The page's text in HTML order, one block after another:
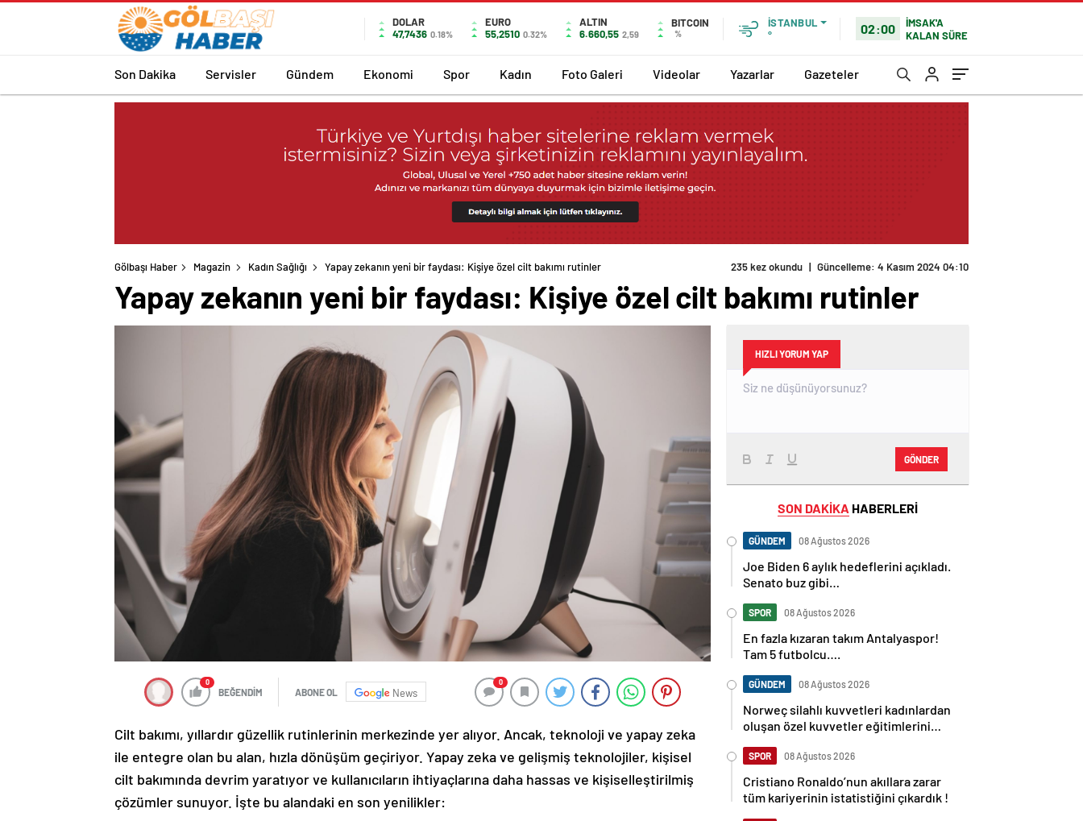
DOLAR
47,7436 0.18%
EURO
55,2510 0.32%
ALTIN
6.660,55 2,59
BITCOIN
%
İSTANBUL
°
02:00
İMSAK'A
KALAN SÜRE
Son Dakika Servisler Gündem Ekonomi Spor Kadın Foto Galeri Videolar Yazarlar Gazeteler
Gölbaşı Haber Magazin Kadın Sağlığı Yapay zekanın yeni bir faydası: Kişiye özel cilt bakımı rutinler 235 kez okundu | Güncelleme: 4 Kasım 2024 04:10
Yapay zekanın yeni bir faydası: Kişiye özel cilt bakımı rutinler
0
BEĞENDİM ABONE OL News
0
Cilt bakımı, yıllardır güzellik rutinlerinin merkezinde yer alıyor. Ancak, teknoloji ve yapay zeka
ile entegre olan bu alan, hızla dönüşüm geçiriyor. Yapay zeka ve gelişmiş teknolojiler, kişisel
cilt bakımında devrim yaratıyor ve kullanıcıların ihtiyaçlarına daha hassas ve kişiselleştirilmiş
çözümler sunuyor. İşte bu alandaki en son yenilikler:
HIZLI YORUM YAP
GÖNDER
SON DAKİKA HABERLERİ
GÜNDEM 08 Ağustos 2026
Joe Biden 6 aylık hedeflerini açıkladı.
Senato buz gibi…
SPOR 08 Ağustos 2026
En fazla kızaran takım Antalyaspor!
Tam 5 futbolcu….
GÜNDEM 08 Ağustos 2026
Norweç silahlı kuvvetleri kadınlardan
oluşan özel kuvvetler eğitimlerini
SPOR 08 Ağustos 2026
Cristiano Ronaldo’nun akıllara zarar
tüm kariyerinin istatistiğini çıkardık !